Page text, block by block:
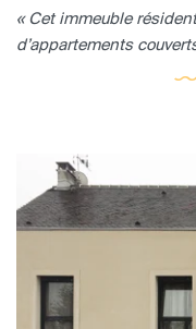
« Cet immeuble
d’appartements